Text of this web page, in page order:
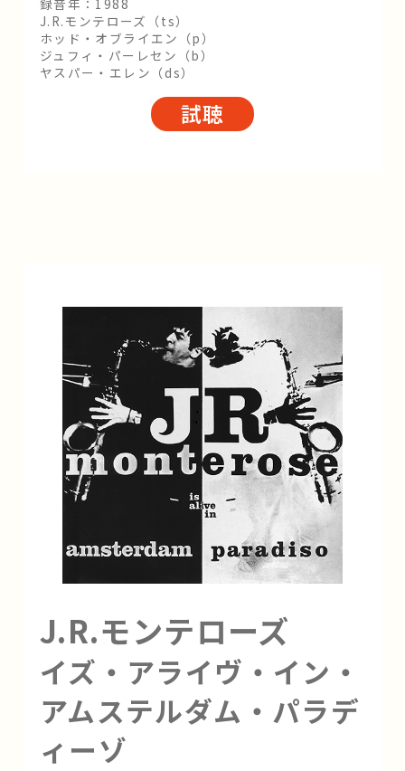
J.R.モンテローズ（ts）
ホッド・オブライエン（p）
ジュフィ・パーレセン（b）
ヤスパー・エレン（ds）
試聴
J.R.モンテローズ
イズ・アライヴ・イン・
アムステルダム・パラデ
ィーゾ